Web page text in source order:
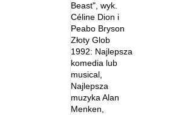
Beast", wyk.
Céline Dion i
Peabo Bryson
Złoty Glob
1992: Najlepsza
komedia lub
musical,
Najlepsza
muzyka Alan
Menken,